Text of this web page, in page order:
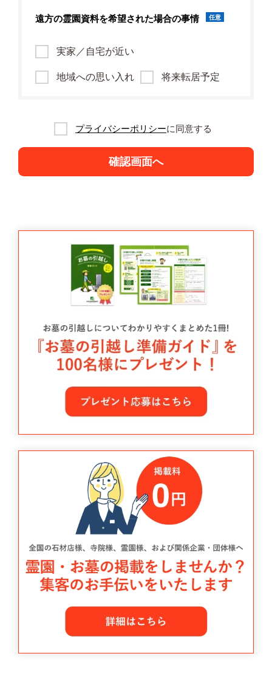
遠方の霊園資料を希望された場合の事情 任意
実家／自宅が近い
地域への思い入れ 将来転居予定
プライバシーポリシーに同意する
確認画面へ